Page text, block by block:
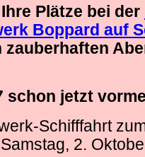
Plätze bei der
Boppard auf
zauberhaften
schon jetzt
Schifffahrt
2.